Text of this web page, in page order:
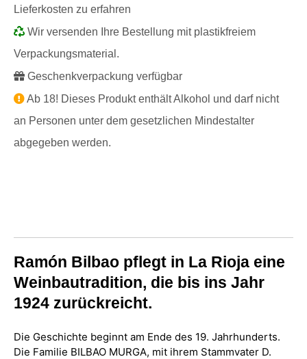
Lieferkosten zu erfahren
Wir versenden Ihre Bestellung mit plastikfreiem
Verpackungsmaterial.
Geschenkverpackung verfügbar
Ab 18! Dieses Produkt enthält Alkohol und darf nicht
an Personen unter dem gesetzlichen Mindestalter
abgegeben werden.
Ramón Bilbao pflegt in La Rioja eine
Weinbautradition, die bis ins Jahr
1924 zurückreicht.
Die Geschichte beginnt am Ende des 19. Jahrhunderts.
Die Familie BILBAO MURGA, mit ihrem Stammvater D.